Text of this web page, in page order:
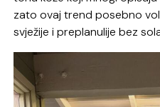
zato ovaj trend posebno
svježije i preplanulije bez